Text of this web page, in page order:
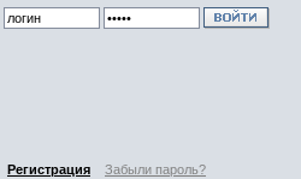
Регистрация Забыли пароль?